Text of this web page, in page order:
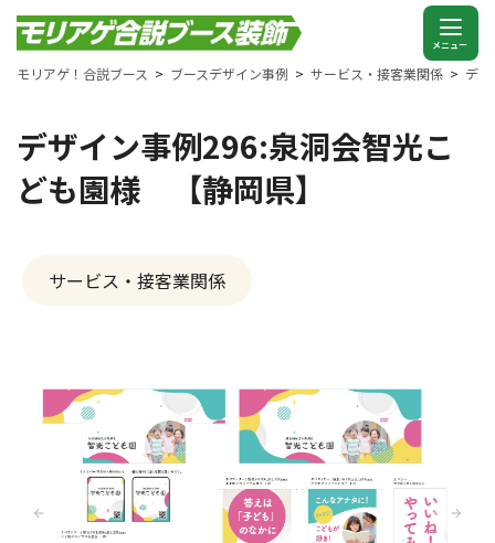
モリアゲ！合説ブース ブースデザイン事例 サービス・接客業関係 デ
デザイン事例296:泉洞会智光こ
ども園様 【静岡県】
サービス・接客業関係